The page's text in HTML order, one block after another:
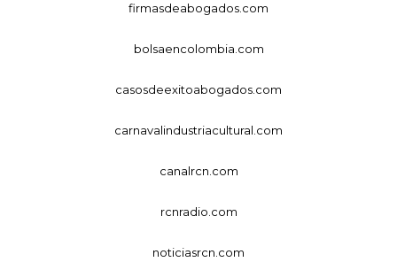
firmasdeabogados.com
bolsaencolombia.com
casosdeexitoabogados.com
carnavalindustriacultural.com
canalrcn.com
rcnradio.com
noticiasrcn.com